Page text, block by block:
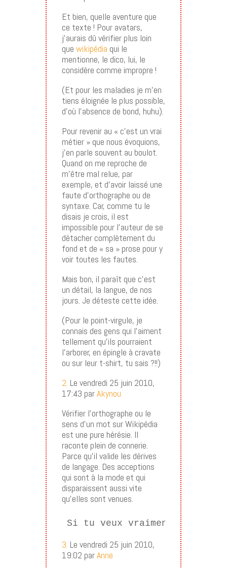
Et bien, quelle aventure que
ce texte ! Pour avatars,
j’aurais dû vérifier plus loin
que wikipédia qui le
mentionne, le dico, lui, le
considère comme impropre !
(Et pour les maladies je m’en
tiens éloignée le plus possible,
d’où l’absence de bond, huhu).
Pour revenir au « c’est un vrai
métier » que nous évoquions,
j’en parle souvent au boulot.
Quand on me reproche de
m’être mal relue, par
exemple, et d’avoir laissé une
faute d’orthographe ou de
syntaxe. Car, comme tu le
disais je crois, il est
impossible pour l’auteur de se
détacher complètement du
fond et de « sa » prose pour y
voir toutes les fautes.
Mais bon, il paraît que c’est
un détail, la langue, de nos
jours. Je déteste cette idée.
(Pour le point-virgule, je
connais des gens qui l’aiment
tellement qu’ils pourraient
l’arborer, en épingle à cravate
ou sur leur t-shirt, tu sais ?!!)
2. Le vendredi 25 juin 2010,
17:43 parAkynou
Vérifier l’orthographe ou le
sens d’un mot sur Wikipédia
est une pure hérésie. Il
raconte plein de connerie.
Parce qu’il valide les dérives
de langage. Des acceptions
qui sont à la mode et qui
disparaissent aussi vite
qu’elles sont venues.
Si tu veux vraiment avoir
3. Le vendredi 25 juin 2010,
19:02 parAnne